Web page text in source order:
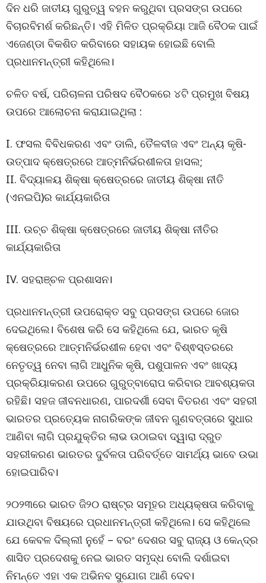
ଦିନ ଧରି ଜାତୀୟ ଗୁରୁତ୍ୱ ବହନ କରୁଥିବା ପ୍ରସଙ୍ଗ ଉପରେ
ବିଚାରବିମର୍ଶ କରିଛନ୍ତି। ଏହି ମିଳିତ ପ୍ରକ୍ରିୟା ଆଜି ବୈଠକ ପାଇଁ
ଏଜେଣ୍ଡା ବିକଶିତ କରିବାରେ ସହାୟକ ହୋଇଛି ବୋଲି
ପ୍ରଧାନମନ୍ତ୍ରୀ କହିଥିଲେ।
ଚଳିତ ବର୍ଷ, ପରିଚାଳନା ପରିଷଦ ବୈଠକରେ ୪ଟି ପ୍ରମୁଖ ବିଷୟ
ଉପରେ ଆଲୋଚନା କରାଯାଇଥିଲା :
I. ଫସଲ ବିବିଧକରଣ ଏବଂ ଡାଲି, ତୈଳବୀଜ ଏବଂ ଅନ୍ୟ କୃଷି-
ଉତ୍ପାଦ କ୍ଷେତ୍ରରେ ଆତ୍ମନିର୍ଭରଶୀଳତା ହାସଲ;
II. ବିଦ୍ୟାଳୟ ଶିକ୍ଷା କ୍ଷେତ୍ରରେ ଜାତୀୟ ଶିକ୍ଷା ନୀତି
(ଏନଇପି)ର କାର୍ଯ୍ୟକାରିତା
III. ଉଚ୍ଚ ଶିକ୍ଷା କ୍ଷେତ୍ରରେ ଜାତୀୟ ଶିକ୍ଷା ନୀତିର
କାର୍ଯ୍ୟକାରିତା
IV. ସହରାଞ୍ଚଳ ପ୍ରଶାସନ।
ପ୍ରଧାନମନ୍ତ୍ରୀ ଉପରୋକ୍ତ ସବୁ ପ୍ରସଙ୍ଗ ଉପରେ ଜୋର
ଦେଇଥିଲେ। ବିଶେଷ କରି ସେ କହିଥିଲେ ଯେ, ଭାରତ କୃଷି
କ୍ଷେତ୍ରରେ ଆତ୍ମନିର୍ଭରଶୀଳ ହେବା ଏବଂ ବିଶ୍ଵସ୍ତରରେ
ନେତୃତ୍ୱ ନେବା ଲାଗି ଆଧୁନିକ କୃଷି, ପଶୁପାଳନ ଏବଂ ଖାଦ୍ୟ
ପ୍ରକ୍ରିୟାକରଣ ଉପରେ ଗୁରୁତ୍ବାରୋପ କରିବାର ଆବଶ୍ୟକତା
ରହିଛି। ସହଜ ଜୀବନଧାରଣ, ପାରଦର୍ଶୀ ସେବା ବିତରଣ ଏବଂ ସହରୀ
ଭାରତର ପ୍ରତ୍ୟେକ ନାଗରିକଙ୍କ ଜୀବନ ଗୁଣବତ୍ତାରେ ସୁଧାର
ଆଣିବା ଲାଗି ପ୍ରଯୁକ୍ତିର ଲାଭ ଉଠାଇବା ଦ୍ୱାରା ଦ୍ରୁତ
ସହରୀକରଣ ଭାରତର ଦୁର୍ବଳତା ପରିବର୍ତ୍ତେ ସାମର୍ଥ୍ୟ ଭାବେ ଉଭା
ହୋଇପାରିବ।
୨୦୨୩ରେ ଭାରତ ଜି୨୦ ରାଷ୍ଟ୍ର ସମୂହର ଅଧ୍ୟକ୍ଷତା କରିବାକୁ
ଯାଉଥିବା ବିଷୟରେ ପ୍ରଧାନମନ୍ତ୍ରୀ କହିଥିଲେ। ସେ କହିଥିଲେ
ଯେ କେବଳ ଦିଲ୍ଲୀ ନୁହେଁ – ବରଂ ଦେଶର ସବୁ ରାଜ୍ୟ ଓ କେନ୍ଦ୍ର
ଶାସିତ ପ୍ରଦେଶକୁ ନେଇ ଭାରତ ସମୃଦ୍ଧ ବୋଲି ଦର୍ଶାଇବା
ନିମନ୍ତେ ଏହା ଏକ ଅଭିନବ ସୁଯୋଗ ଆଣି ଦେବ।